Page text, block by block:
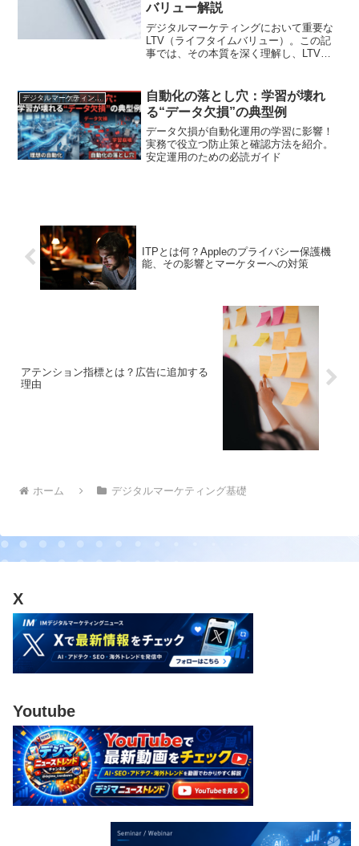
バリュー解説
デジタルマーケティングにおいて重要な
LTV（ライフタイムバリュー）。この記
事では、その本質を深く理解し、LTVが
デジタルマーケティング基礎
自動化の落とし穴：学習が壊れ
る“データ欠損”の典型例
データ欠損が自動化運用の学習に影響！
実務で役立つ防止策と確認方法を紹介。
安定運用のための必読ガイド
ITPとは何？Appleのプライバシー保護機
能、その影響とマーケターへの対策
アテンション指標とは？広告に追加する
理由
ホーム デジタルマーケティング基礎
X
Youtube